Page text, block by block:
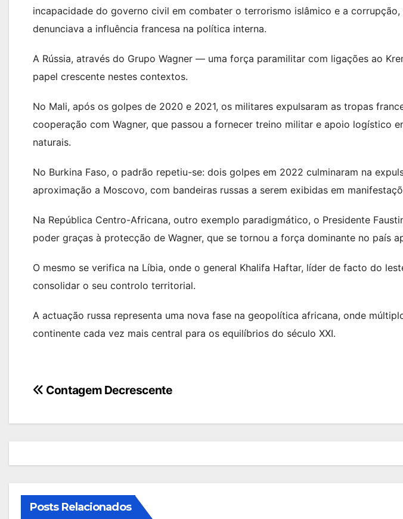
incapacidade do governo civil em combater o terrorismo islâmico e a
denunciava a influência francesa na política interna.
A Rússia, através do Grupo Wagner — uma força paramilitar com ligações ao
papel crescente nestes contextos.
No Mali, após os golpes de 2020 e 2021, os militares expulsaram as tropas
cooperação com Wagner, que passou a fornecer treino militar e apoio logístico
naturais.
No Burkina Faso, o padrão repetiu-se: dois golpes em 2022 culminaram na
aproximação a Moscovo, com bandeiras russas a serem exibidas em
Na República Centro-Africana, outro exemplo paradigmático, o Presidente
poder graças à protecção de Wagner, que se tornou a força dominante no país
O mesmo se verifica na Líbia, onde o general Khalifa Haftar, líder de facto do
consolidar o seu controlo territorial.
A actuação russa representa uma nova fase na geopolítica africana, onde
continente cada vez mais central para os equilíbrios do século XXI.
Navegação
Contagem Decrescente
Posts Relacionados